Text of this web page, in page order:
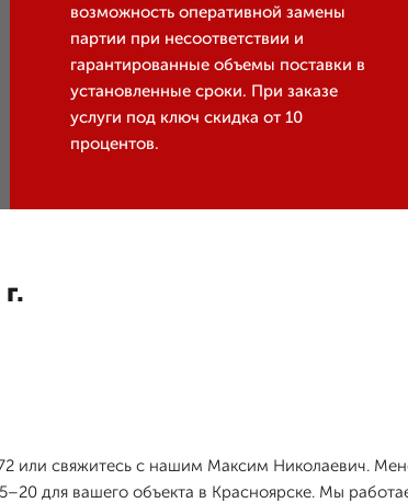
возможность оперативной замены
партии при несоответствии и
гарантированные объемы поставки в
установленные сроки. При заказе
услуги под ключ скидка от 10
процентов.
72 или свяжитесь с нашим Максим Николаевич.
для вашего объекта в Красноярске. Мы